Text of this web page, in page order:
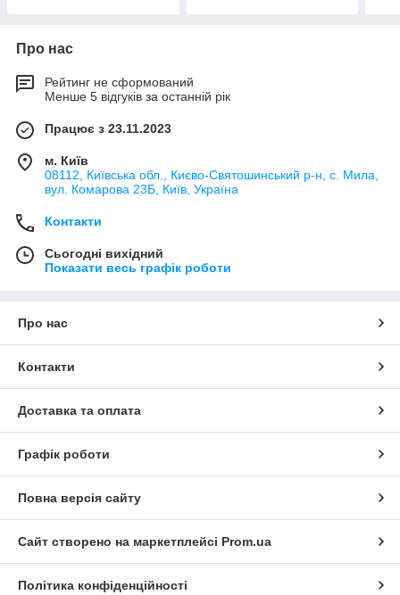
Про нас
Рейтинг не сформований
Менше 5 відгуків за останній рік
Працює з 23.11.2023
м. Київ
08112, Київська обл., Києво-Святошинський р-н, с. Мила,
вул. Комарова 23Б, Київ, Україна
Контакти
Сьогодні вихідний
Показати весь графік роботи
Про нас
Контакти
Доставка та оплата
Графік роботи
Повна версія сайту
Сайт створено на маркетплейсі Prom.ua
Політика конфіденційності